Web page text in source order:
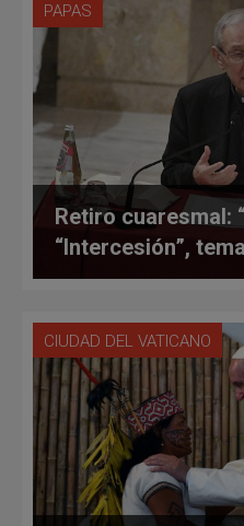
PAPAS
Retiro cuaresmal:
“Intercesión”,
CIUDAD DEL VATICANO